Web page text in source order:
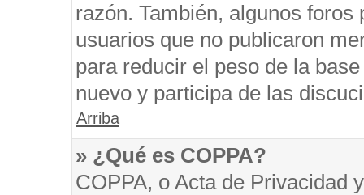
razón. También, algunos
usuarios que no publicaron
para reducir el peso de la
nuevo y participa de las
Arriba
» ¿Qué es COPPA?
COPPA, o Acta de Privacidad